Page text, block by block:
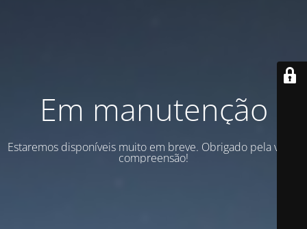
Em manutenção
Estaremos disponíveis muito em breve. Obrigado pela vossa
compreensão!